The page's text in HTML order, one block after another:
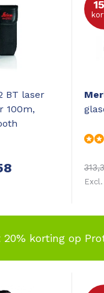
BT laser
100m,
20% korting op